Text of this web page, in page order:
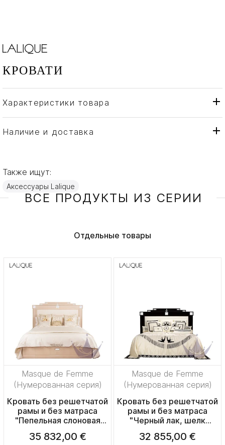
КРОВАТИ
Характеристики товара
Бренд
Lalique
Страна производителя
Наличие и доставка
Также ищут:
Аксессуары Lalique
ВСЕ ПРОДУКТЫ ИЗ СЕРИИ
Отдельные товары
Masque de Femme
(Нумерованная серия)
Кровать без решетчатой
рамы и без матраса
"Пепельная слоновая
кость" (Матрас:
35 832,00 €
Masque de Femme
(Нумерованная серия)
Кровать без решетчатой
рамы и без матраса
"Черный лак, шелк
180x200см)
32 855,00 €